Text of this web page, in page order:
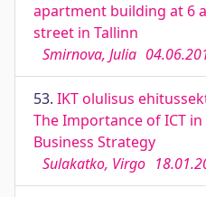
apartment building at 6
street in Tallinn
Smirnova, Julia
53. IKT olulisus
The Importance of ICT
Business Strategy
Sulakatko, Virgo